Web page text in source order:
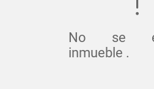
No se
inmueble .